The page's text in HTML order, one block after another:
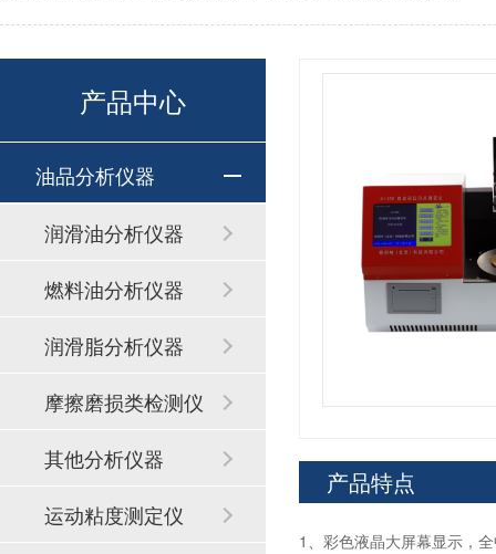
产品特点
1、彩色液晶大屏幕显示，
产品中心
油品分析仪器
润滑油分析仪器
燃料油分析仪器
润滑脂分析仪器
摩擦磨损类检测仪
器
其他分析仪器
运动粘度测定仪